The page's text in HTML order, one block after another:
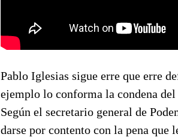
Pablo Iglesias sigue erre que erre
ejemplo lo conforma la condena
Según el secretario general de
darse por contento con la pena que